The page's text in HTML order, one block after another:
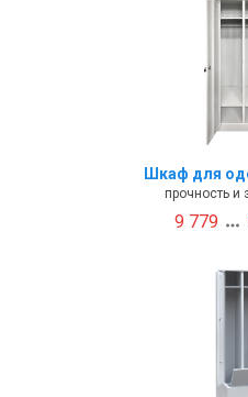
Шкаф для
прочность и
9 779 